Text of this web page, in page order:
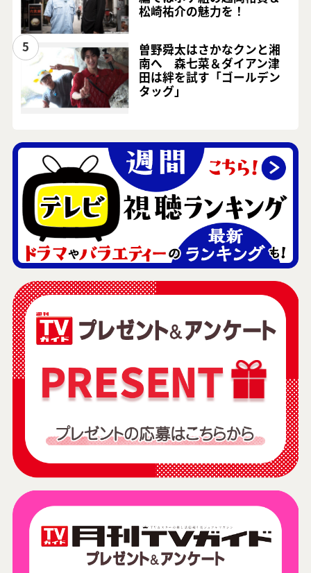
松崎祐介の魅力を！
5
曽野舜太はさかなクンと湘
南へ 森七菜＆ダイアン津
田は絆を試す「ゴールデン
タッグ」